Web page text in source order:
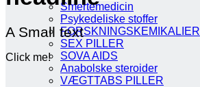
Smertemedicin
Psykedeliske stoffer
FORSKNINGSKEMIKALIER
SEX PILLER
SOVA AIDS
Anabolske steroider
VÆGTTABS PILLER
A Small text
Click me!